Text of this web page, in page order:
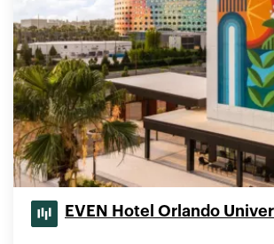
EVEN Hotel Orlando